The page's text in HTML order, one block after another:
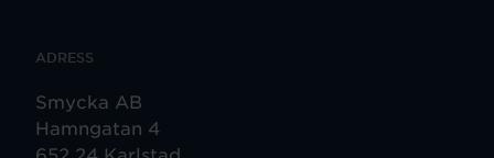
ADRESS
Smycka AB
Hamngatan 4